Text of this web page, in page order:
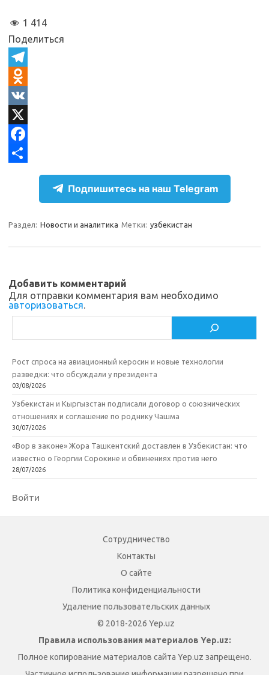
1 414
Поделиться
T
e
e
g
O
d
n
o
s
i
k
V
KX
F
b
k
р
и
т
Подпишитесь на наш Telegram
Раздел: Новости и аналитика Метки: узбекистан
Добавить комментарий
Для отправки комментария вам необходимо
авторизоваться.
Рост спроса на авиационный керосин и новые технологии
разведки: что обсуждали у президента
03/08/2026
Узбекистан и Кыргызстан подписали договор о союзнических
отношениях и соглашение по роднику Чашма
30/07/2026
«Вор в законе» Жора Ташкентский доставлен в Узбекистан: что
известно о Георгии Сорокине и обвинениях против него
28/07/2026
Войти
Сотрудничество
Контакты
О сайте
Политика конфиденциальности
Удаление пользовательских данных
© 2018-2026 Yep.uz
Правила использования материалов Yep.uz:
Полное копирование материалов сайта Yep.uz запрещено.